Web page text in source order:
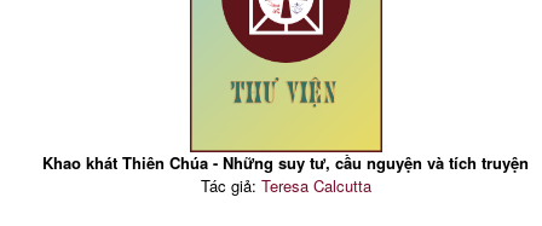
Khao khát Thiên Chúa - Những suy tư, cầu nguyện và tích truyện
Tác giả: Teresa Calcutta